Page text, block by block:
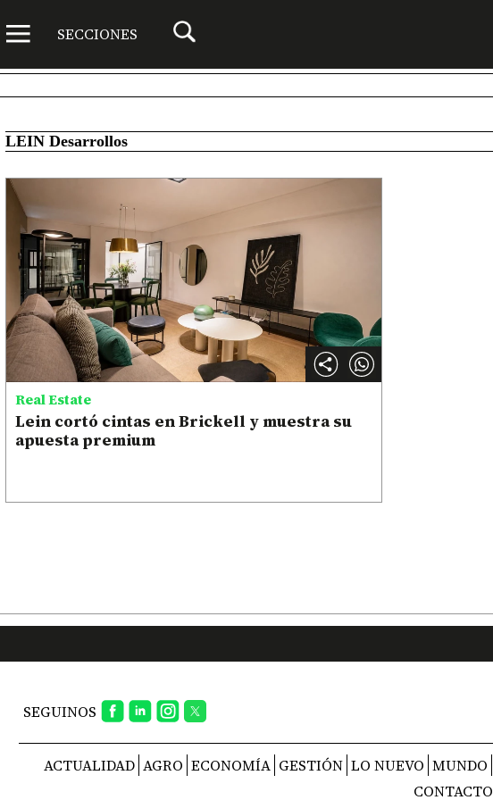
SECCIONES
LEIN Desarrollos
Real Estate
Lein cortó cintas en Brickell y muestra su
apuesta premium
SEGUINOS
ACTUALIDAD AGRO ECONOMÍA GESTIÓN LO NUEVO MUNDO
CONTACTO